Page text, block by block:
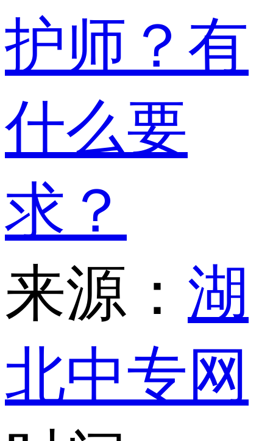
护师？有
什么要
求？
来源： 湖
北中专网